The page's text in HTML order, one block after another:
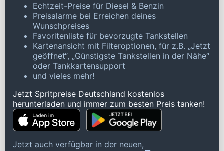
Echtzeit-Preise für Diesel & Benzin
Preisalarme bei Erreichen deines
Wunschpreises
Favoritenliste für bevorzugte Tankstellen
Kartenansicht mit Filteroptionen, für z.B. „Jetzt
geöffnet“, „Günstigste Tankstellen in der Nähe“
oder Tankkartensupport
und vieles mehr!
Jetzt Spritpreise Deutschland kostenlos
herunterladen und immer zum besten Preis tanken!
Jetzt auch verfügbar in der neuen,